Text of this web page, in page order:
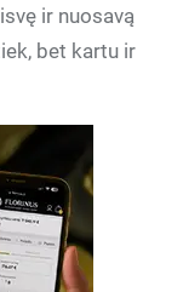
ir nuosavą
bet kartu ir